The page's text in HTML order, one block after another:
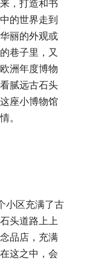
，打造和书
的世界走到
丽的外观或
巷子里，又
洲年度博物
腻远古石头
座小博物馆
。
小区充满了古
头道路上上
品店，充满
这之中，会